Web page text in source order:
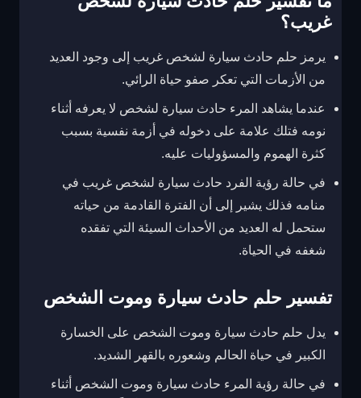
غريب؟
يرمز حلم حادث سيارة لشخص غريب إلى وجود العديد
من الأزمات التي تعكر صفو حياة الرائي.
عندما يشاهد المرء حادث سيارة لشخص لا يعرفه أثناء
نومه فتلك علامة على دخوله في أزمة نفسية بسبب
كثرة الهموم والمسؤوليات عليه.
في حالة رؤية الفرد حادث سيارة لشخص غريب في
منامه فذلك يشير إلى أن الفترة القادمة من حياته
ستحمل له العديد من الأحداث السيئة التي تفقده
شغفه في الحياة.
تفسير حلم حادث سيارة وموت الشخص
يدل حلم حادث سيارة وموت الشخص على الخسارة
الكبير في حياة الحالم وشعوره بالقهر الشديد.
في حالة رؤية المرء حادث سيارة وموت الشخص أثناء